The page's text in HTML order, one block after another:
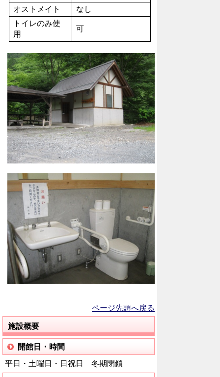
オストメイト
なし
トイレのみ使
用
可
ページ先頭へ戻る
施設概要
開館日・時間
平日・土曜日・日祝日 冬期閉鎖